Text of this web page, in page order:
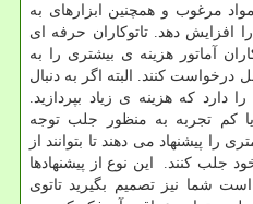
مرغوب و همچنین ابزارهای به
افزایش دهد. تاتوکاران حرفه ای
آماتور هزینه ی بیشتری را به
درخواست کنند. البته اگر به دنبال
دارد که هزینه ی زیاد بپردازید.
کم تجربه به منظور جلب توجه
را پیشنهاد می دهند تا بتوانند از
جلب کنند. این نوع از پیشنهاد‌‌ها
شما نیز تصمیم بگیرید تاتوی